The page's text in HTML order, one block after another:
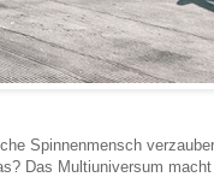
Spinnenmensch
Das Multiuniversum